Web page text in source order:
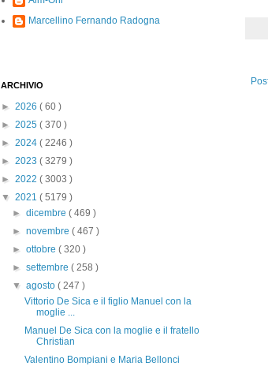
Marcellino Fernando Radogna
ARCHIVIO
► 2026 ( 60 )
► 2025 ( 370 )
► 2024 ( 2246 )
► 2023 ( 3279 )
► 2022 ( 3003 )
▼ 2021 ( 5179 )
►dicembre( 469 )
►novembre( 467 )
►ottobre( 320 )
►settembre( 258 )
▼agosto( 247 )
Vittorio De Sica e il figlio Manuel con la
moglie ...
Manuel De Sica con la moglie e il fratello
Christian
Valentino Bompiani e Maria Bellonci